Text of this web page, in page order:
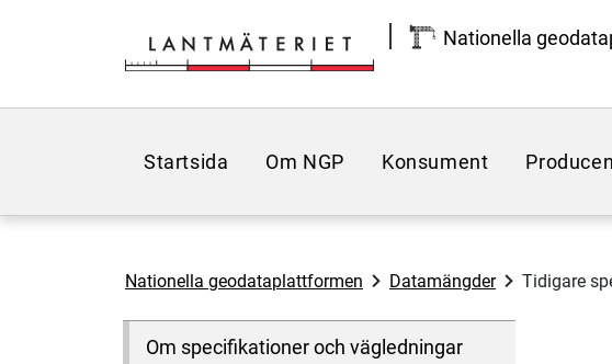
Nationella
Startsida Om NGP Konsument
Nationella geodataplattformen Datamängder Tidigare
Om specifikationer och vägledningar